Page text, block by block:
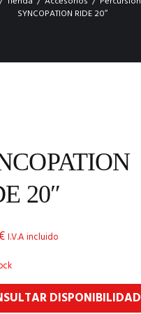
SYNCOPATION RIDE 20″
20″
I.V.A incluido
DISPONIBILIDAD